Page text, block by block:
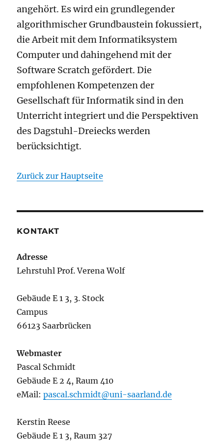
angehört. Es wird ein grundlegender
algorithmischer Grundbaustein fokussiert,
die Arbeit mit dem Informatiksystem
Computer und dahingehend mit der
Software Scratch gefördert. Die
empfohlenen Kompetenzen der
Gesellschaft für Informatik sind in den
Unterricht integriert und die Perspektiven
des Dagstuhl-Dreiecks werden
berücksichtigt.
Zurück zur Hauptseite
KONTAKT
Adresse
Lehrstuhl Prof. Verena Wolf
Gebäude E 1 3, 3. Stock
Campus
66123 Saarbrücken
Webmaster
Pascal Schmidt
Gebäude E 2 4, Raum 410
eMail:pascal.schmidt@uni-saarland.de
Kerstin Reese
Gebäude E 1 3, Raum 327